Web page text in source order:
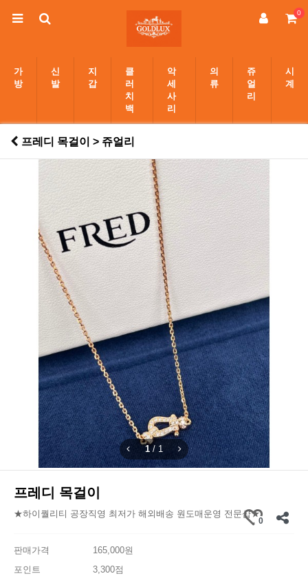
0
가
방
신
발
지
갑
클
러
치
백
악
세
사
리
의
류
쥬
얼
리
시
계
프레디 목걸이 > 쥬얼리
1 / 1
프레디 목걸이
★하이퀄리티 공장직영 최저가 해외배송 원도매운영 전문샵★
0
판매가격
165,000원
포인트
3,300점